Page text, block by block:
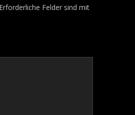
Erforderliche Felder sind mit